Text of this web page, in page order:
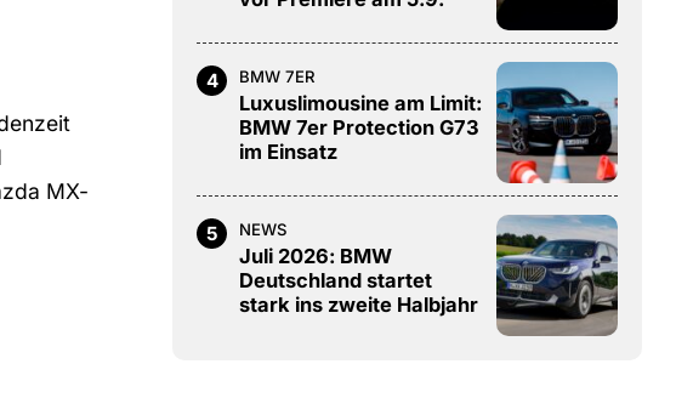
MX-
4 BMW 7ER
Luxuslimousine am Limit:
BMW 7er Protection G73
im Einsatz
5 NEWS
Juli 2026: BMW
Deutschland startet
stark ins zweite Halbjahr